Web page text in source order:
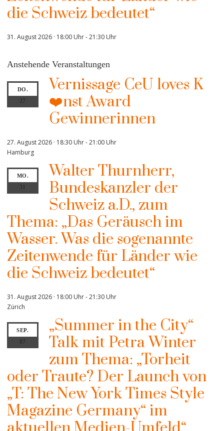
die Schweiz bedeutet“
31. August 2026 · 18:00 Uhr-21:30 Uhr
Anstehende Veranstaltungen
DO.
27
Vernissage CeU loves K
❤️nst Award
Gewinnerinnen
27. August 2026 · 18:30 Uhr-21:00 Uhr
Hamburg
MO.
31
Walter Thurnherr,
Bundeskanzler der
Schweiz a.D., zum
Thema: „Das Geräusch im
Wasser. Was die sogenannte
Zeitenwende für Länder wie
die Schweiz bedeutet“
31. August 2026 · 18:00 Uhr-21:30 Uhr
Zürich
SEP.
07
„Summer in the City“
Talk mit Petra Winter
zum Thema: „Torheit
oder Traute? Der Launch von
„T: The New York Times Style
Magazine Germany“ im